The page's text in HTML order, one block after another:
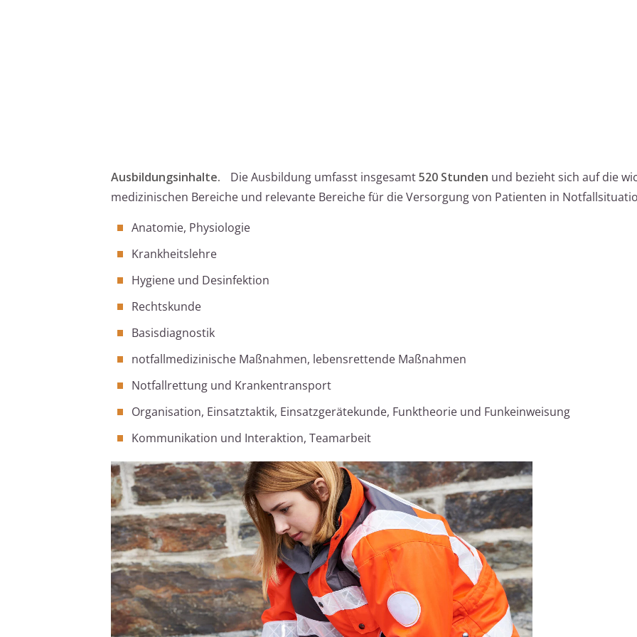
Ausbildungsinhalte. Die Ausbildung umfasst insgesamt520 Stunden und bezieht sich auf die
medizinischen Bereiche und relevante Bereiche für die Versorgung von Patienten in
Anatomie, Physiologie
Krankheitslehre
Hygiene und Desinfektion
Rechtskunde
Basisdiagnostik
notfallmedizinische Maßnahmen, lebensrettende Maßnahmen
Notfallrettung und Krankentransport
Organisation, Einsatztaktik, Einsatzgerätekunde, Funktheorie und Funkeinweisung
Kommunikation und Interaktion, Teamarbeit